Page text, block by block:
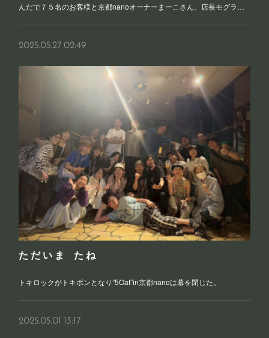
んだで７５名のお客様と京都nanoオーナーまーこさん、店長モグラ…
2025.05.27 02:49
た だ い ま た ね
トキロックがトキボンとなり”5Oat”in京都nanoは幕を閉じた。
2025.05.01 13:17